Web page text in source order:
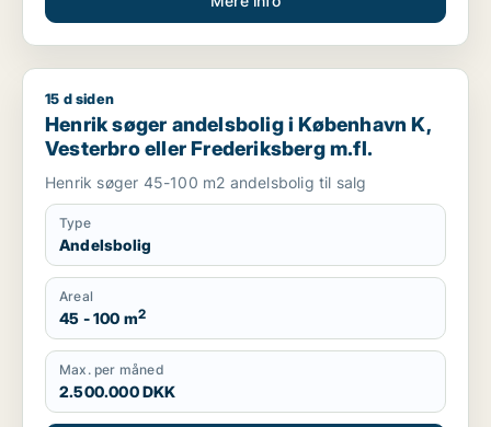
Henrik søger andelsbolig i København K, Vesterbro eller
15 d siden
Henrik søger andelsbolig i København K,
Vesterbro eller Frederiksberg m.fl.
Henrik søger 45-100 m2 andelsbolig til salg
Type
Andelsbolig
Areal
45 - 100 m2
Max. per måned
2.500.000 DKK